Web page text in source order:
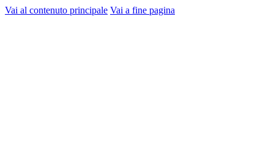
Vai al contenuto principale Vai a fine pagina